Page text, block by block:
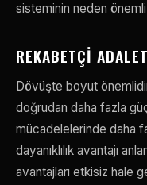
sisteminin neden
REKABETÇI ADALET
Dövüşte boyut
doğrudan daha fazla
mücadelelerinde daha
dayanıklılık avantajı
avantajları etkisiz hale